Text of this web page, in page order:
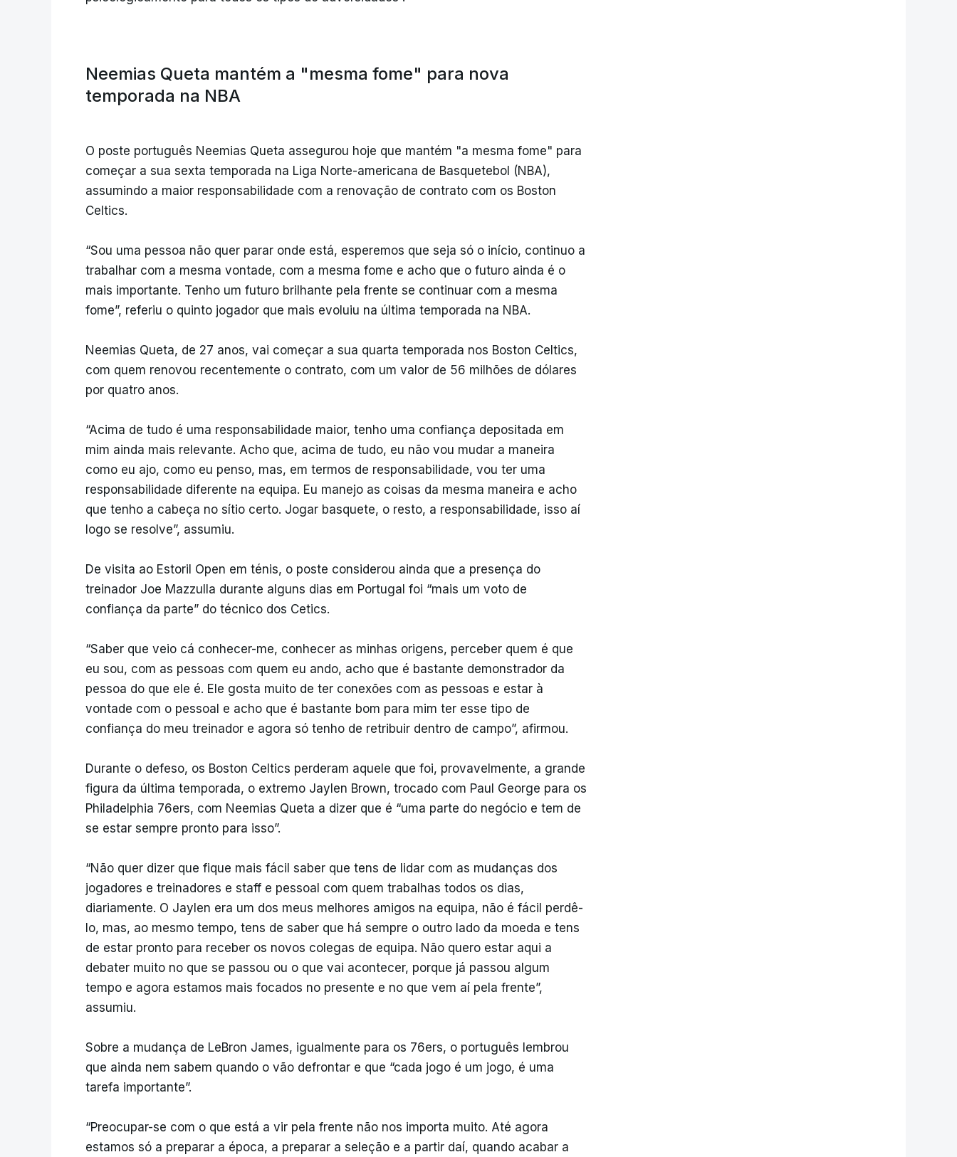
Neemias Queta mantém a "mesma fome" para nova
temporada na NBA
O poste português Neemias Queta assegurou hoje que mantém "a mesma fome" para
começar a sua sexta temporada na Liga Norte-americana de Basquetebol (NBA),
assumindo a maior responsabilidade com a renovação de contrato com os Boston
Celtics.
“Sou uma pessoa não quer parar onde está, esperemos que seja só o início, continuo a
trabalhar com a mesma vontade, com a mesma fome e acho que o futuro ainda é o
mais importante. Tenho um futuro brilhante pela frente se continuar com a mesma
fome”, referiu o quinto jogador que mais evoluiu na última temporada na NBA.
Neemias Queta, de 27 anos, vai começar a sua quarta temporada nos Boston Celtics,
com quem renovou recentemente o contrato, com um valor de 56 milhões de dólares
por quatro anos.
“Acima de tudo é uma responsabilidade maior, tenho uma confiança depositada em
mim ainda mais relevante. Acho que, acima de tudo, eu não vou mudar a maneira
como eu ajo, como eu penso, mas, em termos de responsabilidade, vou ter uma
responsabilidade diferente na equipa. Eu manejo as coisas da mesma maneira e acho
que tenho a cabeça no sítio certo. Jogar basquete, o resto, a responsabilidade, isso aí
logo se resolve”, assumiu.
De visita ao Estoril Open em ténis, o poste considerou ainda que a presença do
treinador Joe Mazzulla durante alguns dias em Portugal foi “mais um voto de
confiança da parte” do técnico dos Cetics.
“Saber que veio cá conhecer-me, conhecer as minhas origens, perceber quem é que
eu sou, com as pessoas com quem eu ando, acho que é bastante demonstrador da
pessoa do que ele é. Ele gosta muito de ter conexões com as pessoas e estar à
vontade com o pessoal e acho que é bastante bom para mim ter esse tipo de
confiança do meu treinador e agora só tenho de retribuir dentro de campo”, afirmou.
Durante o defeso, os Boston Celtics perderam aquele que foi, provavelmente, a grande
figura da última temporada, o extremo Jaylen Brown, trocado com Paul George para os
Philadelphia 76ers, com Neemias Queta a dizer que é “uma parte do negócio e tem de
se estar sempre pronto para isso”.
“Não quer dizer que fique mais fácil saber que tens de lidar com as mudanças dos
jogadores e treinadores e staff e pessoal com quem trabalhas todos os dias,
diariamente. O Jaylen era um dos meus melhores amigos na equipa, não é fácil perdê-
lo, mas, ao mesmo tempo, tens de saber que há sempre o outro lado da moeda e tens
de estar pronto para receber os novos colegas de equipa. Não quero estar aqui a
debater muito no que se passou ou o que vai acontecer, porque já passou algum
tempo e agora estamos mais focados no presente e no que vem aí pela frente”,
assumiu.
Sobre a mudança de LeBron James, igualmente para os 76ers, o português lembrou
que ainda nem sabem quando o vão defrontar e que “cada jogo é um jogo, é uma
tarefa importante”.
“Preocupar-se com o que está a vir pela frente não nos importa muito. Até agora
estamos só a preparar a época, a preparar a seleção e a partir daí, quando acabar a